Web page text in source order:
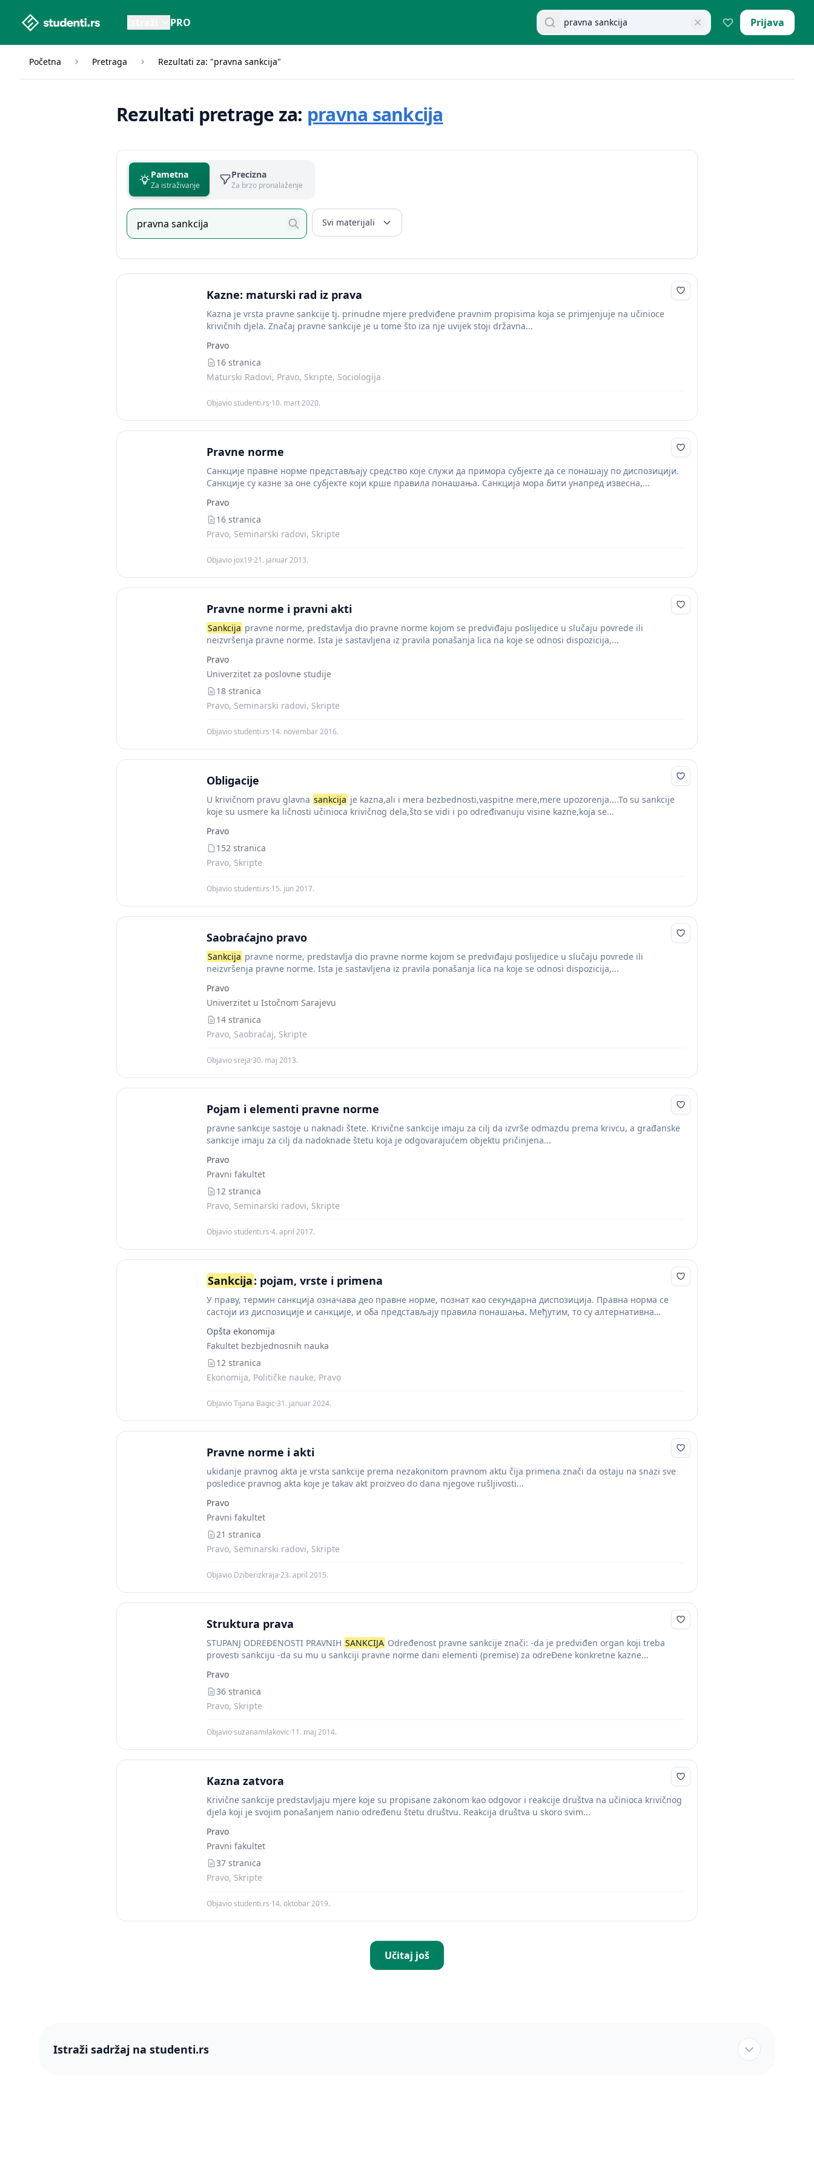
studenti.rs home page PRO Pretraži dokumente Prijava
Početna Pretraga Rezultati za: "pravna sankcija"
Rezultati pretrage za: pravna sankcija
Pametna
Za istraživanje
Precizna
Za brzo pronalaženje
Svi materijali
Kazne: maturski rad iz prava
Kazna je vrsta pravne sankcije tj. prinudne mjere predviđene pravnim propisima koja se primjenjuje na učinioce
krivičnih djela. Značaj pravne sankcije je u tome što iza nje uvijek stoji državna...
Pravo
16 stranica
Maturski Radovi, Pravo, Skripte, Sociologija
Objavio studenti.rs·10. mart 2020.
Pravne norme
Санкције правне норме представљају средство које служи да примора субјекте да се понашају по диспозицији.
Санкције су казне за оне субјекте који крше правила понашања. Санкција мора бити унапред извесна,...
Pravo
16 stranica
Pravo, Seminarski radovi, Skripte
Objavio jox19·21. januar 2013.
Pravne norme i pravni akti
Sankcija pravne norme, predstavlja dio pravne norme kojom se predviđaju poslijedice u slučaju povrede ili
neizvršenja pravne norme. Ista je sastavljena iz pravila ponašanja lica na koje se odnosi dispozicija,...
Pravo
Univerzitet za poslovne studije
18 stranica
Pravo, Seminarski radovi, Skripte
Objavio studenti.rs·14. novembar 2016.
Obligacije
U krivičnom pravu glavna sankcija je kazna,ali i mera bezbednosti,vaspitne mere,mere upozorenja....To su sankcije
koje su usmere ka ličnosti učinioca krivičnog dela,što se vidi i po određivanuju visine kazne,koja se...
Pravo
152 stranica
Pravo, Skripte
Objavio studenti.rs·15. jun 2017.
Saobraćajno pravo
Sankcija pravne norme, predstavlja dio pravne norme kojom se predviđaju poslijedice u slučaju povrede ili
neizvršenja pravne norme. Ista je sastavljena iz pravila ponašanja lica na koje se odnosi dispozicija,...
Pravo
Univerzitet u Istočnom Sarajevu
14 stranica
Pravo, Saobraćaj, Skripte
Objavio sreja·30. maj 2013.
Pojam i elementi pravne norme
pravne sankcije sastoje u naknadi štete. Krivične sankcije imaju za cilj da izvrše odmazdu prema krivcu, a građanske
sankcije imaju za cilj da nadoknade štetu koja je odgovarajućem objektu pričinjena...
Pravo
Pravni fakultet
12 stranica
Pravo, Seminarski radovi, Skripte
Objavio studenti.rs·4. april 2017.
Sankcija: pojam, vrste i primena
У праву, термин санкција означава део правне норме, познат као секундарна диспозиција. Правна норма се
састоји из диспозиције и санкције, и оба представљају правила понашања. Међутим, то су алтернативна
Opšta ekonomija
Fakultet bezbjednosnih nauka
12 stranica
Ekonomija, Političke nauke, Pravo
Objavio Tijana Bagic·31. januar 2024.
Pravne norme i akti
ukidanje pravnog akta je vrsta sankcije prema nezakonitom pravnom aktu čija primena znači da ostaju na snazi sve
posledice pravnog akta koje je takav akt proizveo do dana njegove rušljivosti...
Pravo
Pravni fakultet
21 stranica
Pravo, Seminarski radovi, Skripte
Objavio Dziberizkraja·23. april 2015.
Struktura prava
STUPANJ ODREĐENOSTI PRAVNIH SANKCIJA Određenost pravne sankcije znači: -da je predviđen organ koji treba
provesti sankciju -da su mu u sankciji pravne norme dani elementi (premise) za odreĐene konkretne kazne...
Pravo
36 stranica
Pravo, Skripte
Objavio suzanamilakovic·11. maj 2014.
Kazna zatvora
Krivične sankcije predstavljaju mjere koje su propisane zakonom kao odgovor i reakcije društva na učinioca krivičnog
djela koji je svojim ponašanjem nanio određenu štetu društvu. Reakcija društva u skoro svim...
Pravo
Pravni fakultet
37 stranica
Pravo, Skripte
Objavio studenti.rs·14. oktobar 2019.
Učitaj još
Istraži sadržaj na studenti.rs